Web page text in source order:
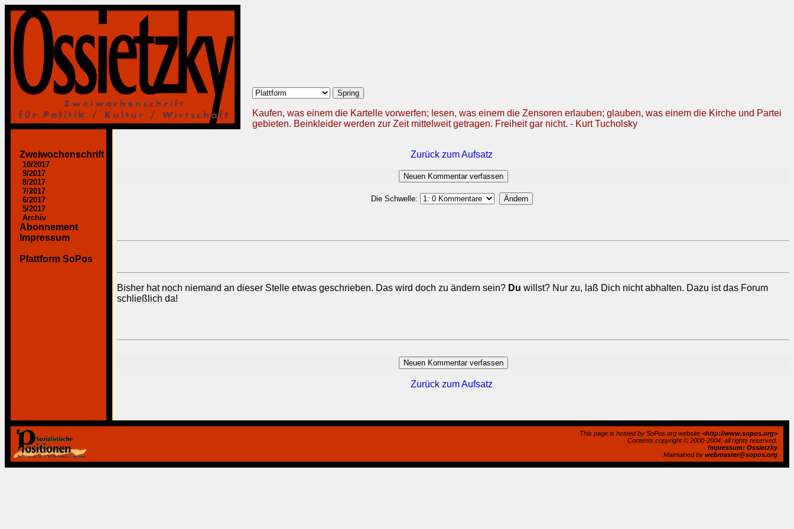
Kaufen, was einem die Kartelle vorwerfen; lesen, was einem die Zensoren erlauben; glauben, was einem die Kirche und Partei
gebieten. Beinkleider werden zur Zeit mittelweit getragen. Freiheit gar nicht. - Kurt Tucholsky
Zweiwochenschrift
10/2017
9/2017
8/2017
7/2017
6/2017
5/2017
Archiv
Abonnement
Impressum
Plattform SoPos
Zurück zum Aufsatz
Die Schwelle:
Bisher hat noch niemand an dieser Stelle etwas geschrieben. Das wird doch zu ändern sein? Du willst? Nur zu, laß Dich nicht abhalten. Dazu ist das Forum
schließlich da!
Zurück zum Aufsatz
This page is hosted by SoPos.org website <http://www.sopos.org>
Contents copyright © 2000-2004; all rights reserved.
Impressum: Ossietzky
Maintained by webmaster@sopos.org